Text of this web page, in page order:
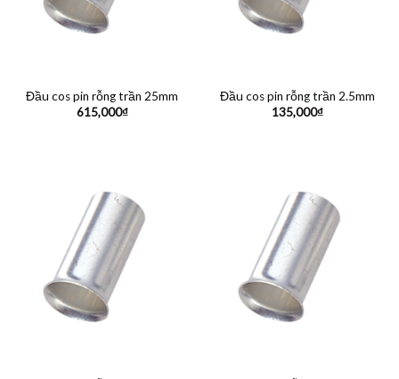
Đầu cos pin rỗng trần 25mm
615,000₫
Đầu cos pin rỗng trần 2.5mm
135,000₫